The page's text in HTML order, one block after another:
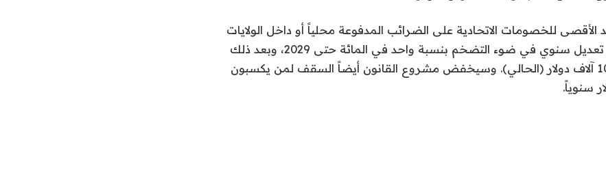
الأقصى للخصومات الاتحادية على الضرائب المدفوعة محلياً أو داخل الولايات
إلى 40 ألف دولار مع تعديل سنوي في ضوء التضخم بنسبة واحد في المائة حتى 2029، وبعد ذلك
سيعود إلى مستوى 10 آلاف دولار (الحالي). وسيخفض مشروع القانون أيضاً السقف لمن يكسبون